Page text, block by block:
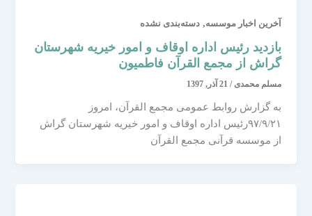
آخرین اخبار موسسه,دسته‌بندی نشده
بازدید رئیس اداره اوقاف و امور خیریه شهرستان
گراش از مجمع القرآن فاطمیون
مسلم محمدی/21 آذر, 1397
به گزارش روابط عمومی مجمع القرآن، امروز
۹۷/۹/۲۱رئیس اداره اوقاف و امور خیریه شهرستان گراش
از موسسه قرآنی مجمع القرآن